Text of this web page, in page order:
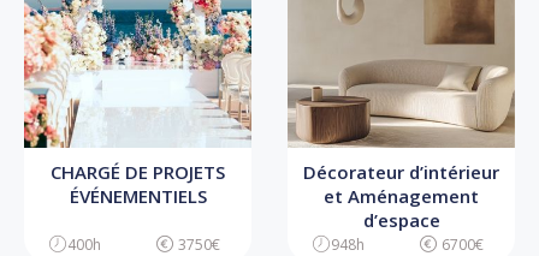
CHARGÉ DE PROJETS
ÉVÉNEMENTIELS
400h 3750€
Décorateur d’intérieur
et Aménagement
d’espace
948h 6700€